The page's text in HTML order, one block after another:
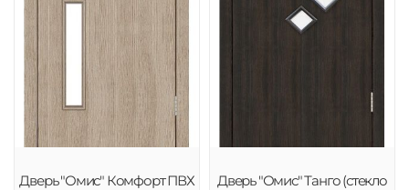
Дверь "Омис" Комфорт ПВХ
Дверь "Омис" Танго (стекло